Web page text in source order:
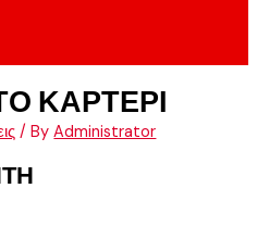
ΚΑΡΤΕΡΙ
/ ByAdministrator